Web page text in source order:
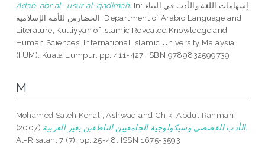
Adab 'abr al-'usur al-qadimah. In: إسهامات اللغة والأدب في البناء
الحضارس للأمة الإسلامية. Department of Arabic Language and
Literature, Kulliyyah of Islamic Revealed Knowledge and
Human Sciences, International Islamic University Malaysia
(IIUM), Kuala Lumpur, pp. 411-427. ISBN 9789832599739
M
Mohamed Saleh Kenali, Ashwaq and Chik, Abdul Rahman
(2007)
الأدب القصصي وسيكولوجية الجامعيين الناطقين بغير العربية.
Al-Risalah, 7 (7). pp. 25-48. ISSN 1675-3593